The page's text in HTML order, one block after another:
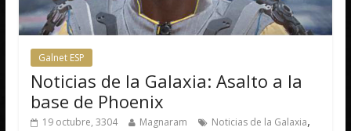
Galnet ESP
Noticias de la Galaxia: Asalto a la
base de Phoenix
19 octubre, 3304 Magnaram Noticias de la Galaxia,